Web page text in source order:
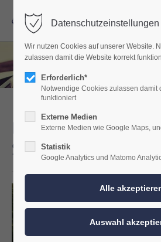
Hynundai I30
SmartSound PRO
Datenschutzeinstellungen
Wir nutzen Cookies auf unserer Website.
zulassen damit die Website korrekt
Erforderlich*
Notwendige Cookies zulassen damit
funktioniert
Externe Medien
Externe Medien wie Google Maps,
Statistik
Google Analytics und Matomo